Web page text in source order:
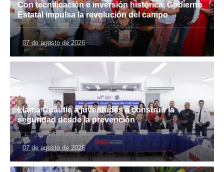
Con tecnificación e inversión histórica, Gobierno
Estatal impulsa la revolución del campo
07 de agosto de 2026
Llama Cuautle a juventudes a construir la
seguridad desde la prevención
07 de agosto de 2026